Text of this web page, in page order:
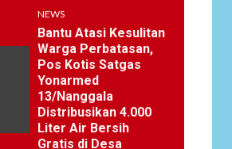
NEWS
Bantu Atasi Kesulitan
Warga Perbatasan,
Pos Kotis Satgas
Yonarmed
13/Nanggala
Distribusikan 4.000
Liter Air Bersih
Gratis di Desa